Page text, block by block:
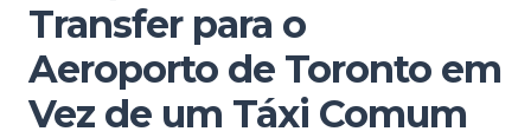
Transfer para o
Aeroporto de Toronto em
Vez de um Táxi Comum